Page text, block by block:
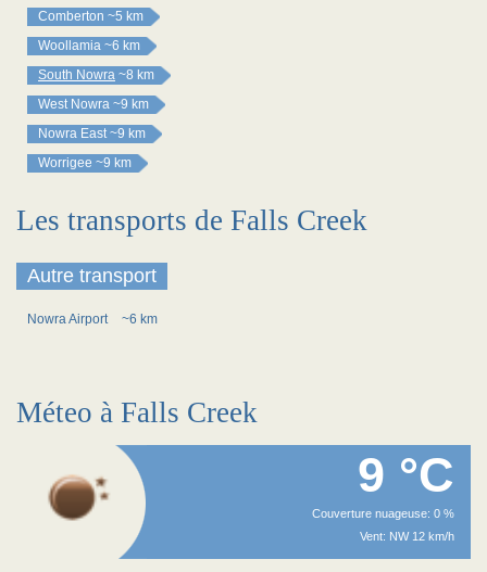
Comberton ~5 km
Woollamia ~6 km
South Nowra ~8 km
West Nowra ~9 km
Nowra East ~9 km
Worrigee ~9 km
Les transports de Falls Creek
Autre transport
Nowra Airport ~6 km
Méteo à Falls Creek
9 °C
Couverture nuageuse: 0 %
Vent: NW 12 km/h